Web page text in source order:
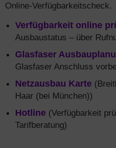
Online-Verfügbarkeitscheck.
Verfügbarkeit online
Ausbaustatus – über
Glasfaser
Glasfaser Anschluss
Netzausbau Karte
Haar (bei München))
Hotline (Verfügbarkeit
Tarifberatung)